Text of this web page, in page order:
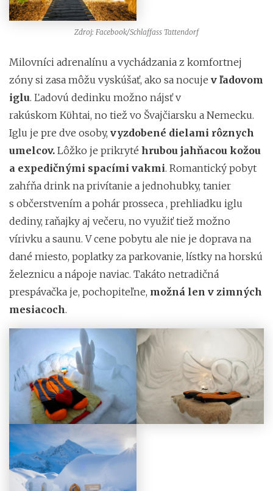
Zdroj: Facebook/Schlaffass Tattendorf
Milovníci adrenalínu a vychádzania z komfortnej
zóny si zasa môžu vyskúšať, ako sa nocuje v ľadovom
iglu. Ľadovú dedinku možno nájsť v
rakúskom Kϋhtai, no tiež vo Švajčiarsku a Nemecku.
Iglu je pre dve osoby, vyzdobené dielami rôznych
umelcov. Lôžko je prikryté hrubou jahňacou kožou
a expedičnými spacími vakmi. Romantický pobyt
zahŕňa drink na privítanie a jednohubky, tanier
s občerstvením a pohár prosseca , prehliadku iglu
dediny, raňajky aj večeru, no využiť tiež možno
vírivku a saunu. V cene pobytu ale nie je doprava na
dané miesto, poplatky za parkovanie, lístky na horskú
železnicu a nápoje naviac. Takáto netradičná
prespávačka je, pochopiteľne, možná len v zimných
mesiacoch.